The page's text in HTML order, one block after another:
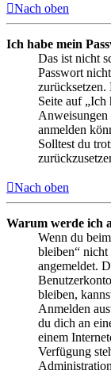
Nach oben
Ich habe mein
Das ist nicht
Passwort
Seite auf „Ich
Anweisungen
anmelden
Solltest du
Nach oben
Warum werde ich
Wenn du
bleiben“
angemeldet.
bleiben,
Anmelden
du dich an
einem
Verfügung